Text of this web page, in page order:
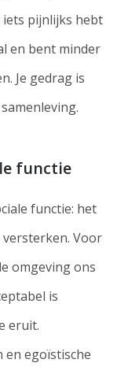
pijnlijks hebt
en bent minder
Je gedrag is
functie
functie: het
Voor
omgeving ons
is
eruit.
en egoïstische